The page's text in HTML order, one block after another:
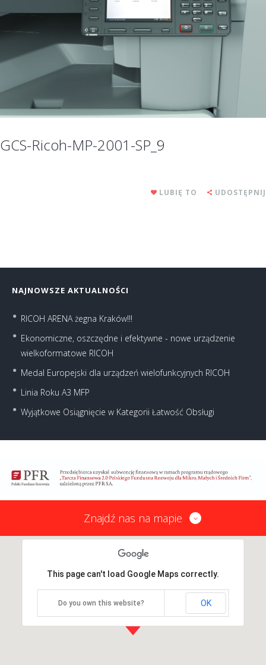
GCS-Ricoh-MP-2001-SP_9
LUBIĘ TO UDOSTĘPNIJ
NAJNOWSZE AKTUALNOŚCI
RICOH ARENA żegna Kraków!!!
Ekonomiczne, oszczędne i efektywne - nowe urządzenie
wielkoformatowe RICOH
Medal Europejski dla urządzeń wielofunkcyjnych RICOH
Linia Roku A3 MFP
Wyjątkowe Osiągnięcie w Kategorii Łatwość Obsługi
Znajdź nas na mapie
This page can't load Google Maps correctly.
Do you own this website? OK